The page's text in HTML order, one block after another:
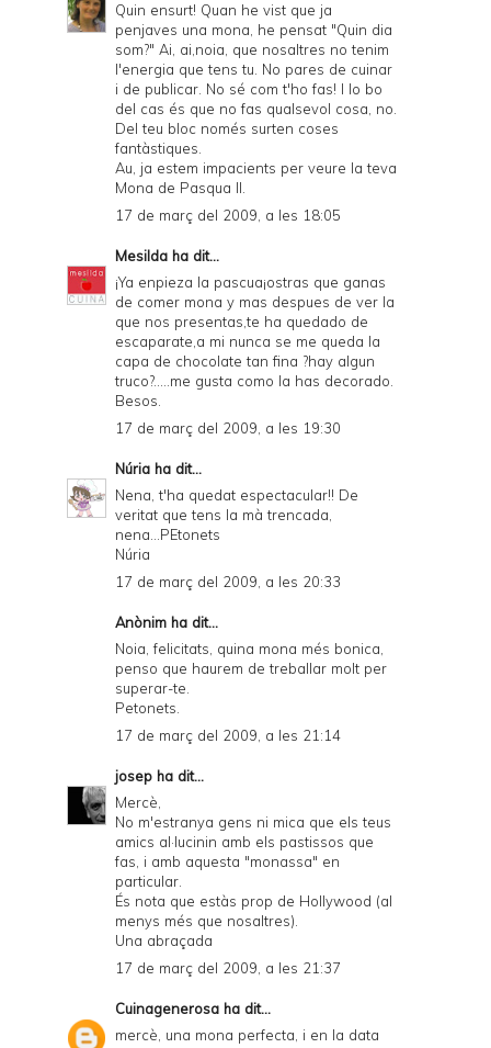
Quin ensurt! Quan he vist que ja
penjaves una mona, he pensat "Quin dia
som?" Ai, ai,noia, que nosaltres no tenim
l'energia que tens tu. No pares de cuinar
i de publicar. No sé com t'ho fas! I lo bo
del cas és que no fas qualsevol cosa, no.
Del teu bloc només surten coses
fantàstiques.
Au, ja estem impacients per veure la teva
Mona de Pasqua II.
17 de març del 2009, a les 18:05
Mesilda ha dit...
¡Ya enpieza la pascua¡ostras que ganas
de comer mona y mas despues de ver la
que nos presentas,te ha quedado de
escaparate,a mi nunca se me queda la
capa de chocolate tan fina ?hay algun
truco?.....me gusta como la has decorado.
Besos.
17 de març del 2009, a les 19:30
Núria ha dit...
Nena, t'ha quedat espectacular!! De
veritat que tens la mà trencada,
nena...PEtonets
Núria
17 de març del 2009, a les 20:33
Anònim ha dit...
Noia, felicitats, quina mona més bonica,
penso que haurem de treballar molt per
superar-te.
Petonets.
17 de març del 2009, a les 21:14
josep ha dit...
Mercè,
No m'estranya gens ni mica que els teus
amics al·lucinin amb els pastissos que
fas, i amb aquesta "monassa" en
particular.
És nota que estàs prop de Hollywood (al
menys més que nosaltres).
Una abraçada
17 de març del 2009, a les 21:37
Cuinagenerosa ha dit...
mercè, una mona perfecta, i en la data